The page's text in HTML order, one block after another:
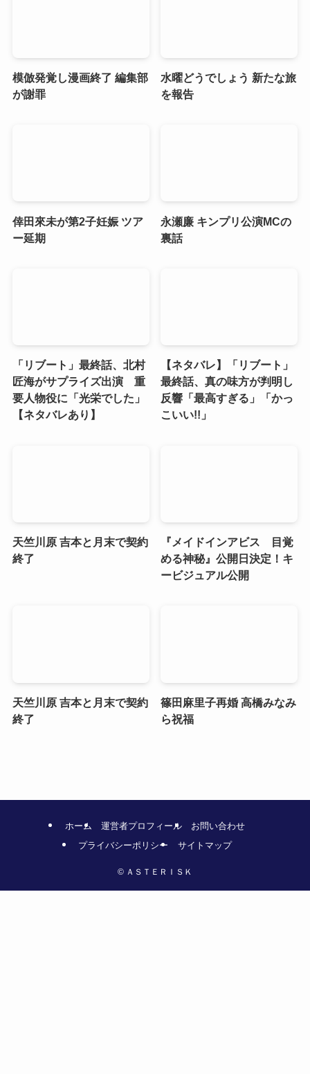
模倣発覚し漫画終了 編集部
が謝罪
水曜どうでしょう 新たな旅
を報告
倖田來未が第2子妊娠 ツア
ー延期
永瀬廉 キンプリ公演MCの
裏話
「リブート」最終話、北村
匠海がサプライズ出演 重
要人物役に「光栄でした」
【ネタバレあり】
【ネタバレ】「リブート」
最終話、真の味方が判明し
反響「最高すぎる」「かっ
こいい!!」
天竺川原 吉本と月末で契約
終了
『メイドインアビス 目覚
める神秘』公開日決定！キ
ービジュアル公開
天竺川原 吉本と月末で契約
終了
篠田麻里子再婚 高橋みなみ
ら祝福
ホーム 運営者プロフィール
お問い合わせ
プライバシーポリシー
サイトマップ
© ＡＳＴＥＲＩＳＫ